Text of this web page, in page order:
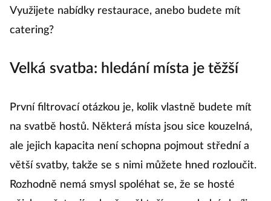
Využijete nabídky restaurace, anebo budete mít
catering?
Velká svatba: hledání místa je těžší
První filtrovací otázkou je, kolik vlastně budete mít
na svatbě hostů. Některá místa jsou sice kouzelná,
ale jejich kapacita není schopna pojmout střední a
větší svatby, takže se s nimi můžete hned rozloučit.
Rozhodně nemá smysl spoléhat se, že se hosté